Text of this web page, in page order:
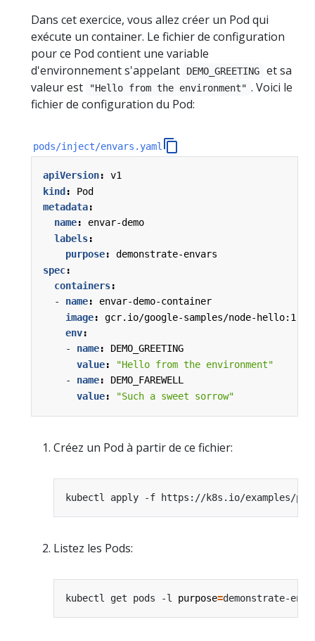
Dans cet exercice, vous allez créer un Pod qui
exécute un container. Le fichier de configuration
pour ce Pod contient une variable
d'environnement s'appelant
DEMO_GREETING
et sa
valeur est
"Hello from the environment" . Voici le
fichier de configuration du Pod:
pods/inject/envars.yaml
apiVersion:
v1
kind:
Pod
metadata:
name:
envar-demo
labels:
purpose:
demonstrate-envars
spec:
containers:
- name:
envar-demo-container
image:
gcr.io/google-samples/node-hello:1.0
env:
- name:
DEMO_GREETING
value:
"Hello from the environment"
- name:
DEMO_FAREWELL
value: "Such a sweet sorrow"
Créez un Pod à partir de ce fichier:
Listez les Pods:
kubectl get pods -l purpose=